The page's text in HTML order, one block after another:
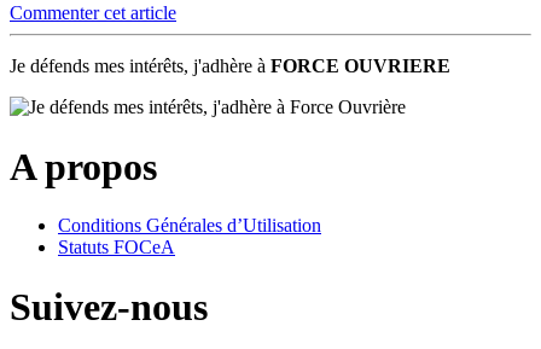
Commenter cet article
Je défends mes intérêts, j'adhère à FORCE OUVRIERE
A propos
Conditions Générales d’Utilisation
Statuts FOCeA
Suivez-nous